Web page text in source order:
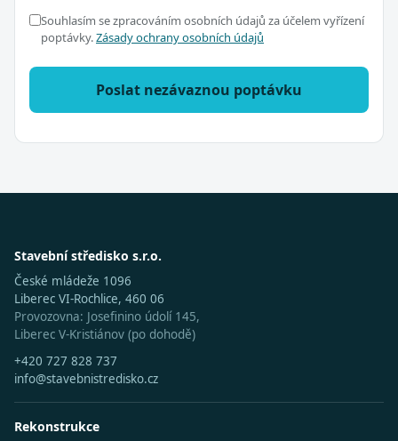
Souhlasím se zpracováním osobních údajů za účelem vyřízení
poptávky.Zásady ochrany osobních údajů
Poslat nezávaznou poptávku
Stavební středisko s.r.o.
České mládeže 1096
Liberec VI-Rochlice, 460 06
Provozovna: Josefinino údolí 145,
Liberec V-Kristiánov (po dohodě)
+420 727 828 737
info@stavebnistredisko.cz
Rekonstrukce